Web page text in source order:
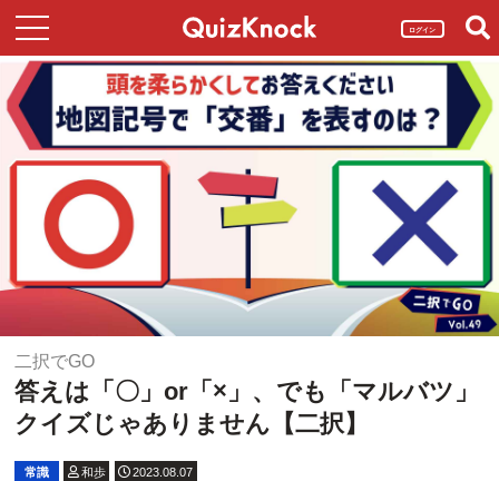
ログイン
二択でGO
答えは「〇」or「×」、でも「マルバツ」
クイズじゃありません【二択】
常識 和歩 2023.08.07